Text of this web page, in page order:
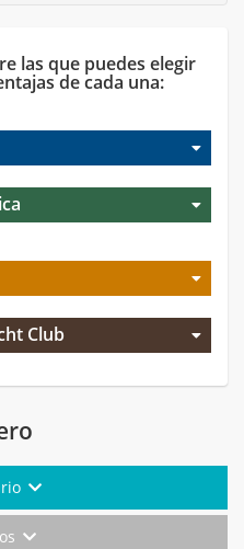
las que puedes elegir
de cada una:
Club